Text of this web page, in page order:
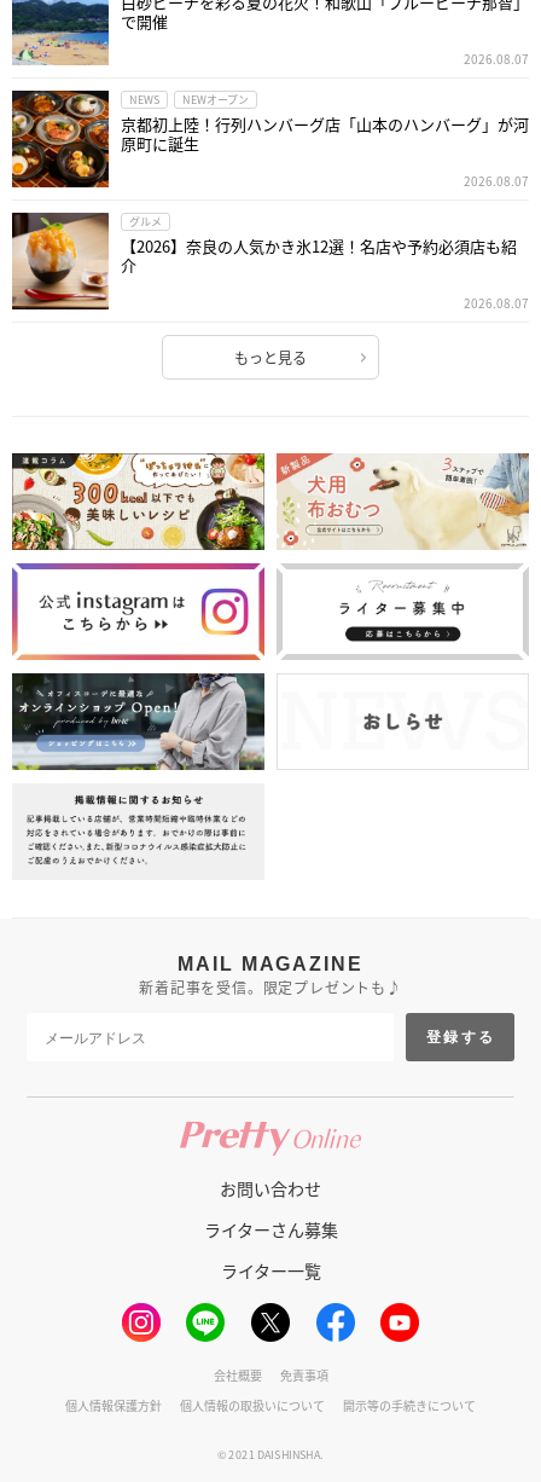
で開催
2026.08.07
NEWS NEWオープン
京都初上陸！行列ハンバーグ店「山本のハンバーグ」が河
原町に誕生
2026.08.07
グルメ
【2026】奈良の人気かき氷12選！名店や予約必須店も紹
介
2026.08.07
もっと見る
MAIL MAGAZINE
新着記事を受信。限定プレゼントも♪
登録する
お問い合わせ
ライターさん募集
ライター一覧
会社概要
免責事項
個人情報保護方針
個人情報の取扱いについて 開示等の手続きについて
© 2021 DAISHINSHA.